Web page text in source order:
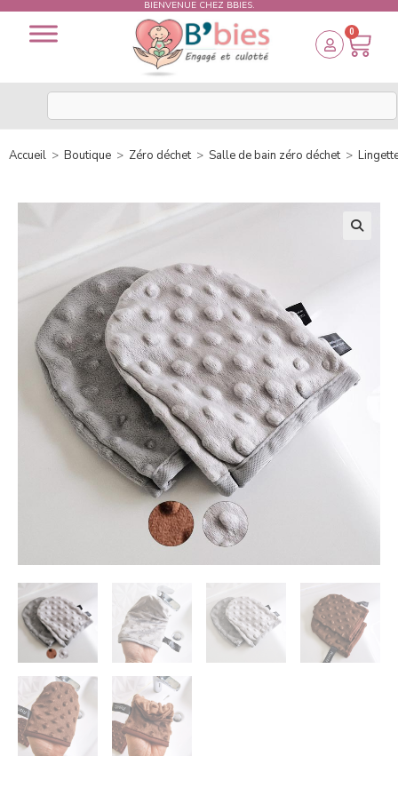
BIENVENUE CHEZ BBIES.
0
Accueil > Boutique > Zéro déchet > Salle de bain zéro déchet >